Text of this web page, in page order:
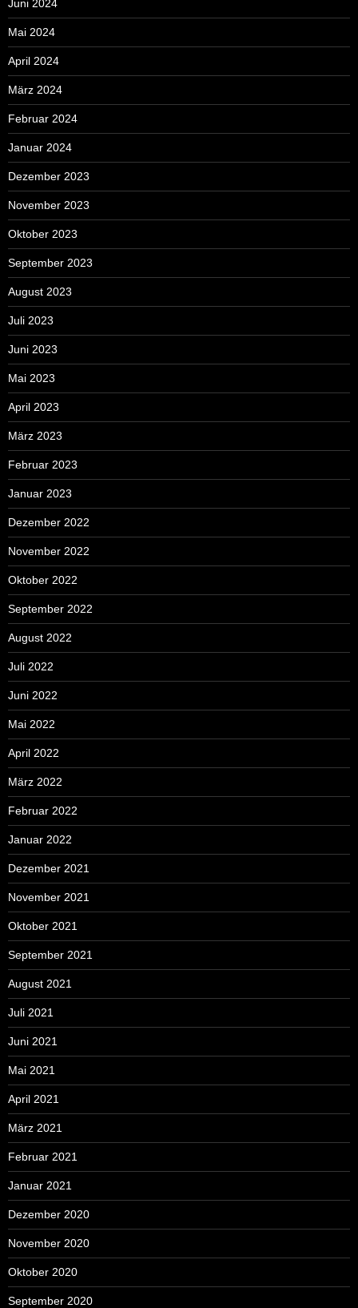
Juni 2024
Mai 2024
April 2024
März 2024
Februar 2024
Januar 2024
Dezember 2023
November 2023
Oktober 2023
September 2023
August 2023
Juli 2023
Juni 2023
Mai 2023
April 2023
März 2023
Februar 2023
Januar 2023
Dezember 2022
November 2022
Oktober 2022
September 2022
August 2022
Juli 2022
Juni 2022
Mai 2022
April 2022
März 2022
Februar 2022
Januar 2022
Dezember 2021
November 2021
Oktober 2021
September 2021
August 2021
Juli 2021
Juni 2021
Mai 2021
April 2021
März 2021
Februar 2021
Januar 2021
Dezember 2020
November 2020
Oktober 2020
September 2020